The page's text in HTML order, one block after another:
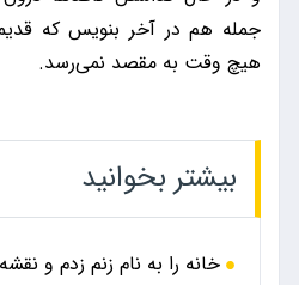
جمله هم در آخر بنویس که
هیچ وقت به مقصد نمی‌رسد.
بیشتر بخوانید
خانه را به نام زنم زدم و